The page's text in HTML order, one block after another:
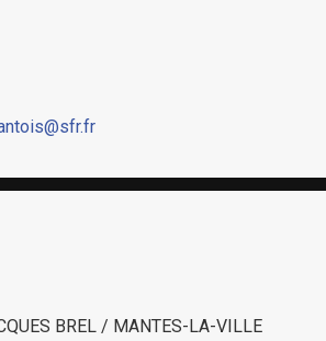
BREL / MANTES-LA-VILLE